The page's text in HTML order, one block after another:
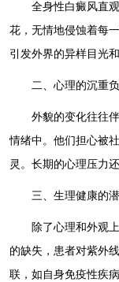
全身性白癜风直观
花，无情地侵蚀着每
引发外界的异样目光和
二、心理的沉重负
外貌的变化往往伴
情绪中。他们担心被
灵。长期的心理压力
三、生理健康的潜
除了心理和外观上
的缺失，患者对紫外
联，如自身免疫性疾